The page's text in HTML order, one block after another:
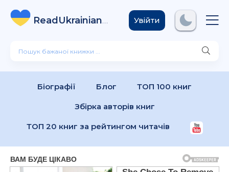
ReadUkrainian
Books .com
Увійти
Біографії Блог ТОП 100 книг
Збірка авторів книг
ТОП 20 книг за рейтингом читачів